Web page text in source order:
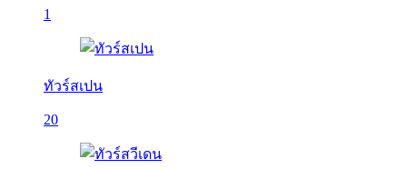
1
ทัวร์สเปน
20